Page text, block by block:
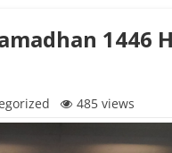
1446
485 views